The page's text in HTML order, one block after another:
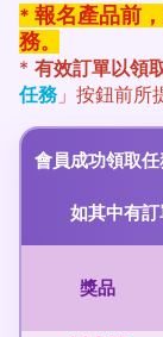
* 報名產品前
務。
* 有效訂單以領
任務 」按鈕前所
會員成功領取
如其中有訂
獎品